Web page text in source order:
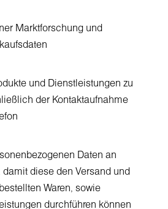
Marktforschung und
und Dienstleistungen zu
der Kontaktaufnahme
Daten an
damit diese den Versand und
Waren, sowie
durchführen können